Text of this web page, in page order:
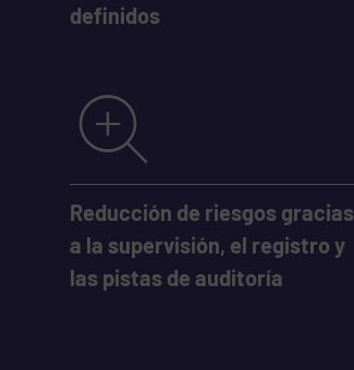
definidos
Reducción de riesgos gracias
a la supervisión, el registro y
las pistas de auditoría